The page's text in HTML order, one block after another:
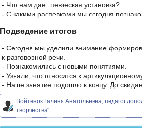
- Что нам дает певческая установка?
- С какими распевками мы сегодня
Подведение итогов
- Сегодня мы уделили внимание
к разговорной речи.
- Познакомились с новыми понятиями.
- Узнали, что относится к
- Наше занятие подошло к концу. До
Войтенок Галина Анатольевна, педагог
творчества"